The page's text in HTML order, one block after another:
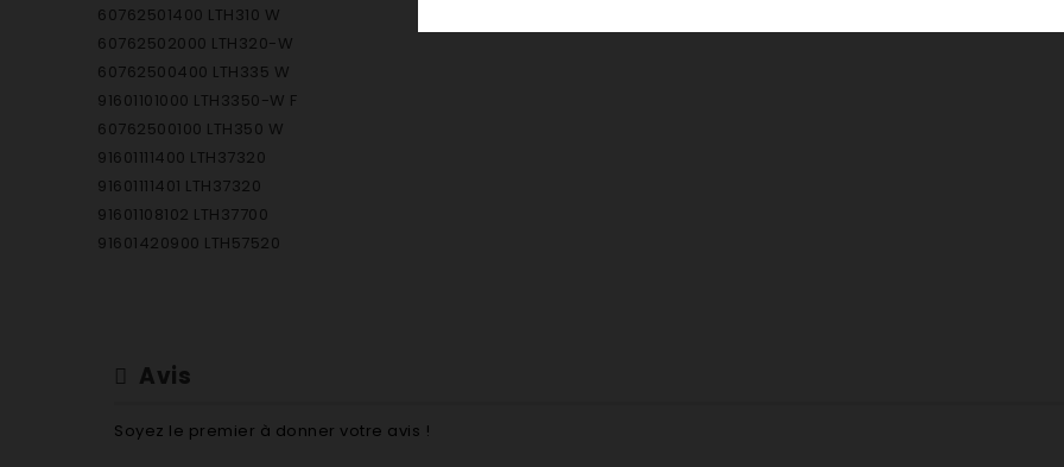
60762501400 LTH310 W
60762502000 LTH320-W
60762500400 LTH335 W
91601101000 LTH3350-W F
60762500100 LTH350 W
91601111400 LTH37320
91601111401 LTH37320
91601108102 LTH37700
91601420900 LTH57520
91601409101 LTHT500
60762705400 S3200W
Avis
Soyez le premier à donner votre avis !